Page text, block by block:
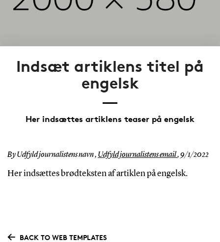
Indsæt artiklens titel på
engelsk
Her indsættes artiklens teaser på engelsk
By Udfyld journalistens navn , Udfyld journalistens email,9/1/2022
Her indsættes brødteksten af artiklen på engelsk.
BACK TO WEB TEMPLATES